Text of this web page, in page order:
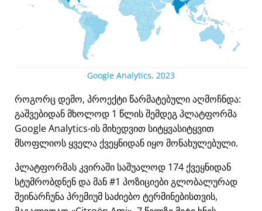
Google Analytics, 2023
როგორც დემო, პროექტი წარმატებული აღმოჩნდა:
გაშვებიდან მხოლოდ 1 წლის შემდეგ პლატფორმა
Google Analytics-ის მიხედვით სიტყვასიტყვით
მსოფლიოს ყველა ქვეყნიდან იყო მონახულებული.
პლატფორმას კვირაში საშუალოდ 174 ქვეყნიდან
სტუმრობდნენ და მან #1 პოზიციები გლობალურად
შეინარჩუნა პრემიუმ საძიებო ტერმინებისთვის,